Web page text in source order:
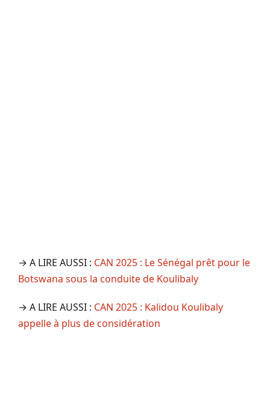
→ A LIRE AUSSI : CAN 2025 : Le Sénégal prêt pour le
Botswana sous la conduite de Koulibaly
→ A LIRE AUSSI : CAN 2025 : Kalidou Koulibaly
appelle à plus de considération